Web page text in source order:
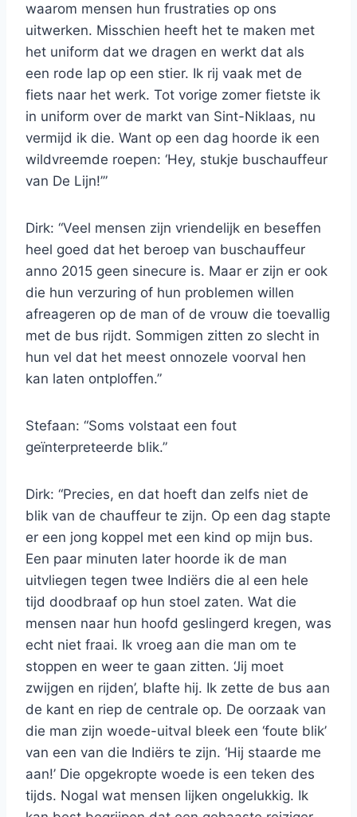
waarom mensen hun frustraties op ons
uitwerken. Misschien heeft het te maken met
het uniform dat we dragen en werkt dat als
een rode lap op een stier. Ik rij vaak met de
fiets naar het werk. Tot vorige zomer fietste ik
in uniform over de markt van Sint-Niklaas, nu
vermijd ik die. Want op een dag hoorde ik een
wildvreemde roepen: ‘Hey, stukje buschauffeur
van De Lijn!’”
Dirk: “Veel mensen zijn vriendelijk en beseffen
heel goed dat het beroep van buschauffeur
anno 2015 geen sinecure is. Maar er zijn er ook
die hun verzuring of hun problemen willen
afreageren op de man of de vrouw die toevallig
met de bus rijdt. Sommigen zitten zo slecht in
hun vel dat het meest onnozele voorval hen
kan laten ontploffen.”
Stefaan: “Soms volstaat een fout
geïnterpreteerde blik.”
Dirk: “Precies, en dat hoeft dan zelfs niet de
blik van de chauffeur te zijn. Op een dag stapte
er een jong koppel met een kind op mijn bus.
Een paar minuten later hoorde ik de man
uitvliegen tegen twee Indiërs die al een hele
tijd doodbraaf op hun stoel zaten. Wat die
mensen naar hun hoofd geslingerd kregen, was
echt niet fraai. Ik vroeg aan die man om te
stoppen en weer te gaan zitten. ‘Jij moet
zwijgen en rijden’, blafte hij. Ik zette de bus aan
de kant en riep de centrale op. De oorzaak van
die man zijn woede-uitval bleek een ‘foute blik’
van een van die Indiërs te zijn. ‘Hij staarde me
aan!’ Die opgekropte woede is een teken des
tijds. Nogal wat mensen lijken ongelukkig. Ik